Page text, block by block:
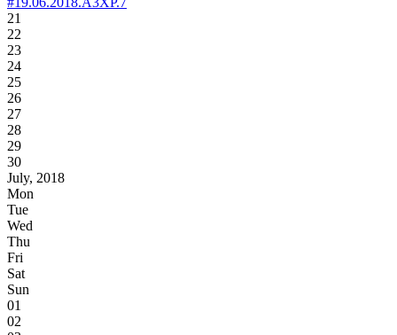
21
22
23
24
25
26
27
28
29
30
July, 2018
Mon
Tue
Wed
Thu
Fri
Sat
Sun
01
02